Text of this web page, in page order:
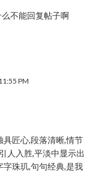
不能回复帖子啊
PM
匠心,段落清晰,情节
人入胜,平淡中显示出
珠玑,句句经典,是我